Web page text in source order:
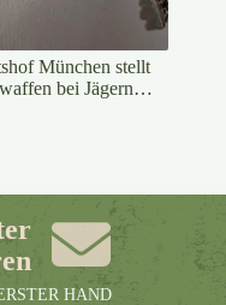
München stellt
bei Jägern
HAND